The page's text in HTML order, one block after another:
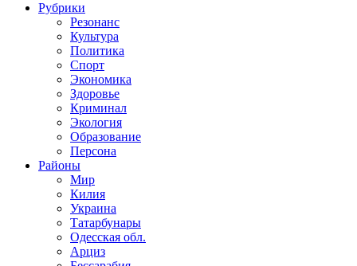
Рубрики
Резонанс
Культура
Политика
Спорт
Экономика
Здоровье
Криминал
Экология
Образование
Персона
Районы
Мир
Килия
Украина
Татарбунары
Одесская обл.
Арциз